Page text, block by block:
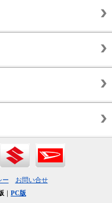
ー
お問い合せ
PC版